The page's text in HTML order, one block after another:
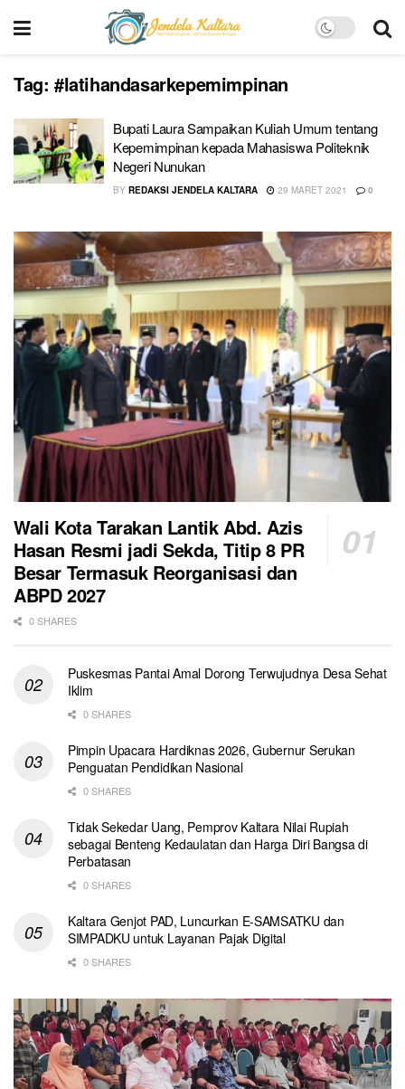
Tag: #latihandasarkepemimpinan
Bupati Laura Sampaikan Kuliah Umum tentang
Kepemimpinan kepada Mahasiswa Politeknik
Negeri Nunukan
BY REDAKSI JENDELA KALTARA 29 MARET 2021 0
Wali Kota Tarakan Lantik Abd. Azis
Hasan Resmi jadi Sekda, Titip 8 PR
Besar Termasuk Reorganisasi dan
ABPD 2027
0 SHARES
Puskesmas Pantai Amal Dorong Terwujudnya Desa Sehat
Iklim
0 SHARES
Pimpin Upacara Hardiknas 2026, Gubernur Serukan
Penguatan Pendidikan Nasional
0 SHARES
Tidak Sekedar Uang, Pemprov Kaltara Nilai Rupiah
sebagai Benteng Kedaulatan dan Harga Diri Bangsa di
Perbatasan
0 SHARES
Kaltara Genjot PAD, Luncurkan E-SAMSATKU dan
SIMPADKU untuk Layanan Pajak Digital
0 SHARES